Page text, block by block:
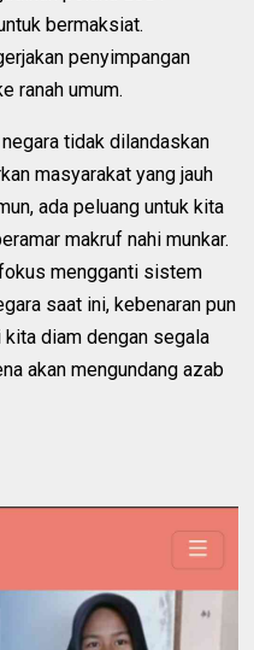
bermaksiat.
penyimpangan
ranah umum.
tidak dilandaskan
masyarakat yang jauh
ada peluang untuk kita
makruf nahi munkar.
mengganti sistem
saat ini, kebenaran pun
diam dengan segala
akan mengundang azab